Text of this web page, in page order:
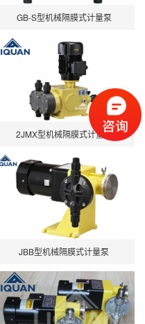
GB-S型机械隔膜式计量泵
2JMX型机械隔膜式计量泵
JBB型机械隔膜式计量泵